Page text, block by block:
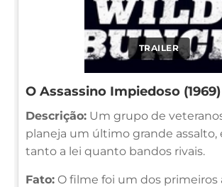
TRAILER
O Assassino Impiedoso (1969)
Descrição: Um grupo de
planeja um último grande
tanto a lei quanto bandos rivais.
Fato: O filme foi um dos primeiros